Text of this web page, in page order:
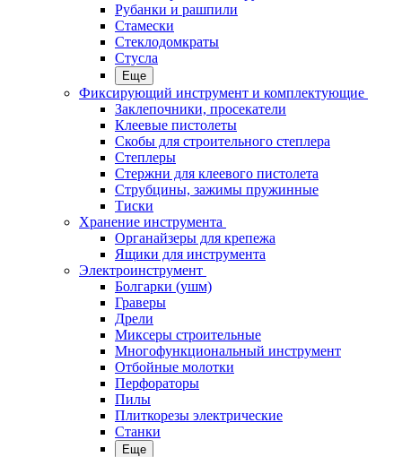
Рубанки и рашпили
Стамески
Стеклодомкраты
Стусла
Еще
Фиксирующий инструмент и комплектующие
Заклепочники, просекатели
Клеевые пистолеты
Скобы для строительного степлера
Степлеры
Стержни для клеевого пистолета
Струбцины, зажимы пружинные
Тиски
Хранение инструмента
Органайзеры для крепежа
Ящики для инструмента
Электроинструмент
Болгарки (ушм)
Граверы
Дрели
Миксеры строительные
Многофункциональный инструмент
Отбойные молотки
Перфораторы
Пилы
Плиткорезы электрические
Станки
Еще